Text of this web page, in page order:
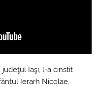
Iaşi, l-a cinstit
Ierarh Nicolae,